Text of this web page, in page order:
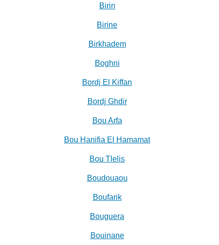
Birin
Birine
Birkhadem
Boghni
Bordj El Kiffan
Bordj Ghdir
Bou Arfa
Bou Hanifia El Hamamat
Bou Tlelis
Boudouaou
Boufarik
Bouguera
Bouinane